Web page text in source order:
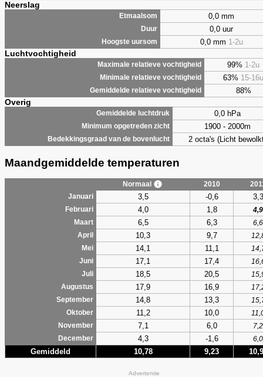
Neerslag
Etmaalsom 0,0 mm
Duur 0,0 uur
Hoogste uursom 0,0 mm 1-2u
Luchtvochtigheid
Maximale relatieve vochtigheid 99% 1-2u
Minimale relatieve vochtigheid 63% 15-16u
Gemiddelde relatieve vochtigheid 88%
Overig
Gemiddelde luchtdruk 0,0 hPa
Minimum opgetreden zicht 1900 - 2000m
Bedekkingsgraad van de bovenlucht 2 octa's (Licht
Maandgemiddelde temperaturen
Normaal 2010
Januari
3,5 -0,6 3,3
Februari 4,0 1,8
4,9
Maart
6,5 6,3
6,6
April
10,3 9,7
Mei
14,1 11,1
Juni
17,1 17,4
Juli
18,5 20,5
Augustus
17,9 16,9
September
14,8 13,3
Oktober
11,2 10,0
November
7,1 6,0
7,2
December
4,3 -1,6 6,0
Gemiddeld 10,78 9,23
Advertentie